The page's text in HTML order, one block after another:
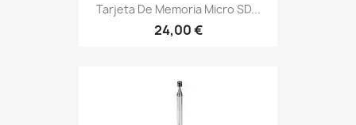
Tarjeta De Memoria Micro SD...
24,00 €